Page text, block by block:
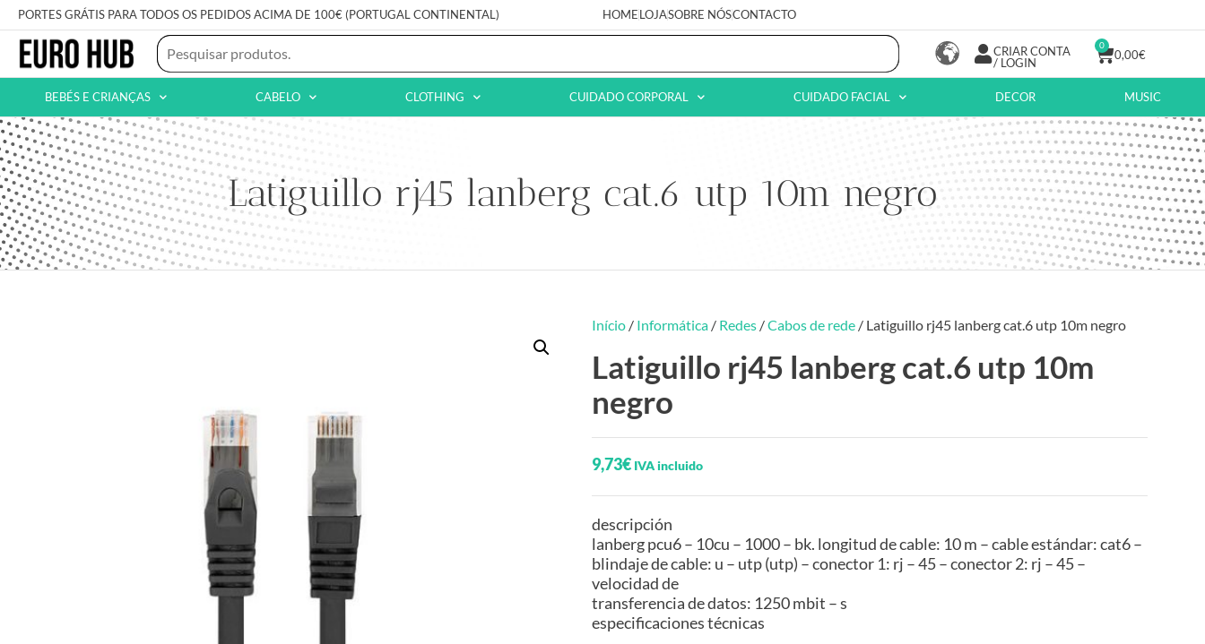
PORTES GRÁTIS PARA TODOS OS PEDIDOS ACIMA DE 100€ (PORTUGAL CONTINENTAL) HOMELOJASOBRE NÓSCONTACTO
CRIAR CONTA
/ LOGIN
0,00€
0
BEBÉS E CRIANÇAS CABELO CLOTHING CUIDADO CORPORAL CUIDADO FACIAL DECOR MUSIC
Latiguillo rj45 lanberg cat.6 utp 10m negro
Início / Informática / Redes /Cabos de rede / Latiguillo rj45 lanberg cat.6 utp 10m negro
Latiguillo rj45 lanberg cat.6 utp 10m
negro
9,73€ IVA incluido
descripción
lanberg pcu6 – 10cu – 1000 – bk. longitud de cable: 10 m – cable estándar: cat6 –
blindaje de cable: u – utp (utp) – conector 1: rj – 45 – conector 2: rj – 45 –
velocidad de
transferencia de datos: 1250 mbit – s
especificaciones técnicas